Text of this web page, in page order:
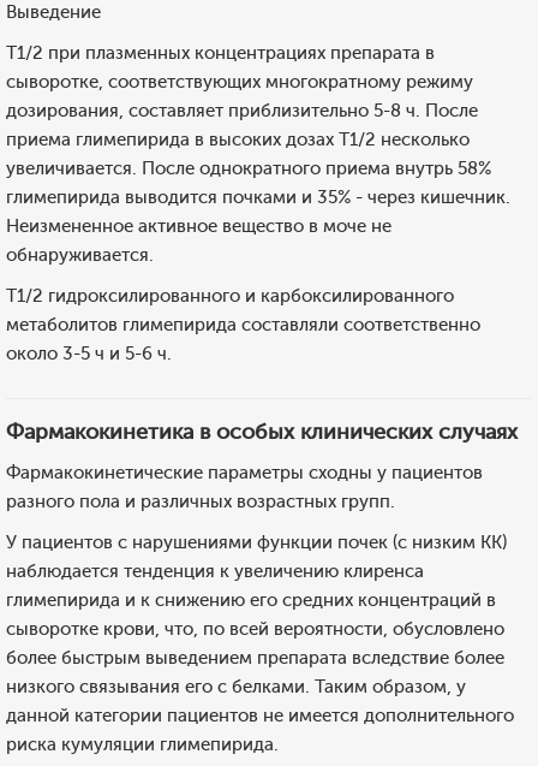
Выведение
T1/2 при плазменных концентрациях препарата в
сыворотке, соответствующих многократному режиму
дозирования, составляет приблизительно 5-8 ч. После
приема глимепирида в высоких дозах T1/2 несколько
увеличивается. После однократного приема внутрь 58%
глимепирида выводится почками и 35% - через кишечник.
Неизмененное активное вещество в моче не
обнаруживается.
T1/2 гидроксилированного и карбоксилированного
метаболитов глимепирида составляли соответственно
около 3-5 ч и 5-6 ч.
Фармакокинетика в особых клинических случаях
Фармакокинетические параметры сходны у пациентов
разного пола и различных возрастных групп.
У пациентов с нарушениями функции почек (с низким КК)
наблюдается тенденция к увеличению клиренса
глимепирида и к снижению его средних концентраций в
сыворотке крови, что, по всей вероятности, обусловлено
более быстрым выведением препарата вследствие более
низкого связывания его с белками. Таким образом, у
данной категории пациентов не имеется дополнительного
риска кумуляции глимепирида.